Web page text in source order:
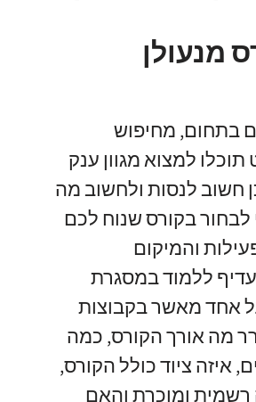
מנעולן
בתחום, מחיפוש
למצוא מגוון ענק
חשוב לנסות ולחשוב מה
לבחור בקורס שנוח לכם
והמיקום
עדיף ללמוד במסגרת
אחד מאשר בקבוצות
מה אורך הקורס, כמה
,איזה ציוד כולל הקורס,
ומוכרת והאם